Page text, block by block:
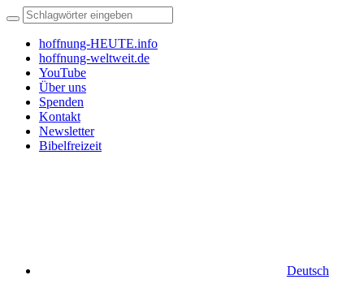
hoffnung-HEUTE.info
hoffnung-weltweit.de
YouTube
Über uns
Spenden
Kontakt
Newsletter
Bibelfreizeit
Deutsch